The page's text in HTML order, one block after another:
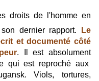
droits de l'homme en
dernier rapport.
Le
et documenté côté
. Il est absolument
qui est reproché aux
Viols, tortures,